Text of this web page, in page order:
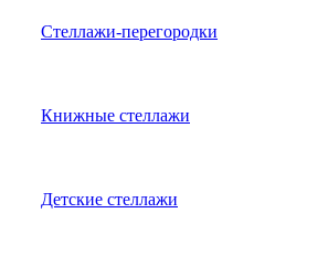
Стеллажи-перегородки
Книжные стеллажи
Детские стеллажи